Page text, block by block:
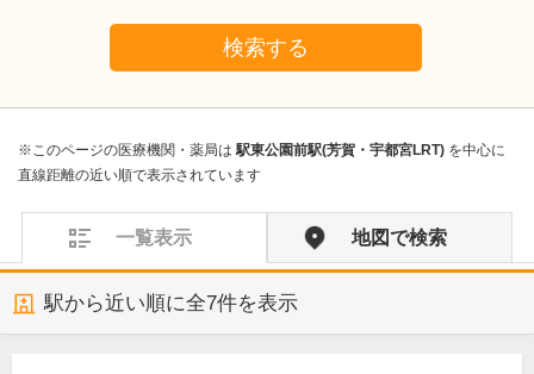
検索する
※このページの医療機関・薬局は駅東公園前駅(芳賀・宇都宮LRT) を中心に
直線距離の近い順で表示されています
一覧表示 地図で検索
駅から近い順に全7件を表示